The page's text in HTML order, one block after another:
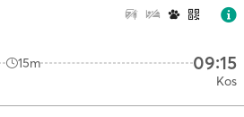
15m 09:15
Kos